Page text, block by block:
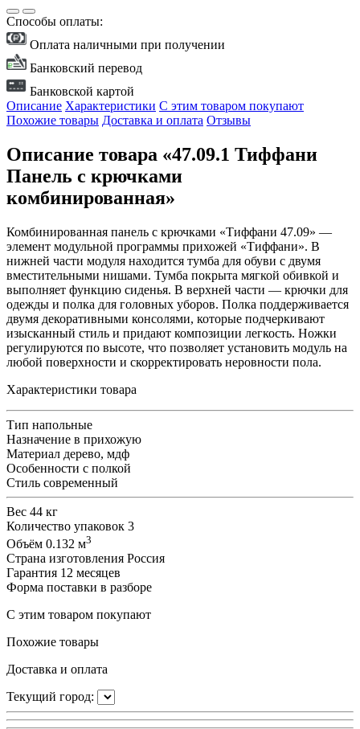
Способы оплаты:
Оплата наличными при получении
Банковский перевод
Банковской картой
Описание Характеристики С этим товаром покупают
Похожие товары Доставка и оплата Отзывы
Описание товара «47.09.1 Тиффани
Панель с крючками
комбинированная»
Комбинированная панель с крючками «Тиффани 47.09» —
элемент модульной программы прихожей «Тиффани». В
нижней части модуля находится тумба для обуви с двумя
вместительными нишами. Тумба покрыта мягкой обивкой и
выполняет функцию сиденья. В верхней части — крючки для
одежды и полка для головных уборов. Полка поддерживается
двумя декоративными консолями, которые подчеркивают
изысканный стиль и придают композиции легкость. Ножки
регулируются по высоте, что позволяет установить модуль на
любой поверхности и скорректировать неровности пола.
Характеристики товара
Тип напольные
Назначение в прихожую
Материал дерево, мдф
Особенности с полкой
Стиль современный
Вес 44 кг
Количество упаковок 3
Объём 0.132 м3
Страна изготовления Россия
Гарантия 12 месяцев
Форма поставки в разборе
С этим товаром покупают
Похожие товары
Доставка и оплата
Текущий город: